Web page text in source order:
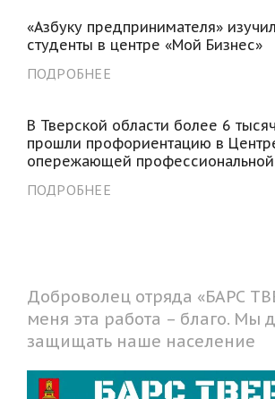
«Азбуку предпринимателя»
студенты в центре «Мой Бизнес»
ПОДРОБНЕЕ
В Тверской области более 6
прошли профориентацию в
опережающей профессиональной
ПОДРОБНЕЕ
Доброволец отряда «БАРС
меня эта работа – благо. Мы
защищать наше население